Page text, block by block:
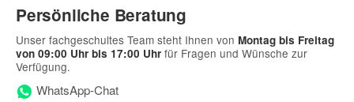
Persönliche Beratung
Unser fachgeschultes Team steht Ihnen von Montag bis Freitag
von 09:00 Uhr bis 17:00 Uhr für Fragen und Wünsche zur
Verfügung.
WhatsApp-Chat